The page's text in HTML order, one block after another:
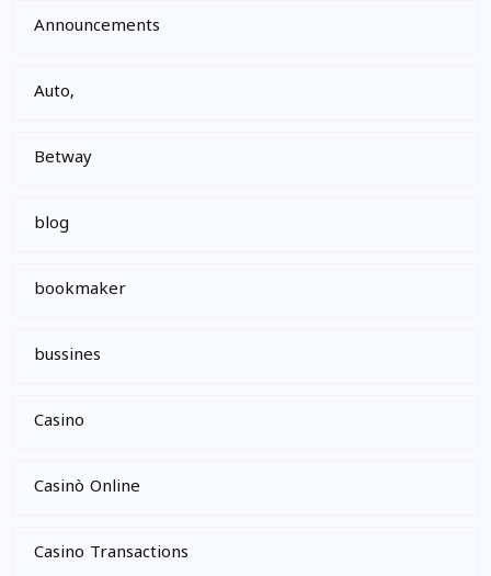
Announcements
Auto,
Betway
blog
bookmaker
bussines
Casino
Casinò Online
Casino Transactions